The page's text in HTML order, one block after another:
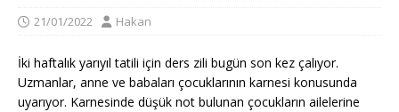
21/01/2022 Hakan
İki haftalık yarıyıl tatili için ders zili bugün son kez çalıyor.
Uzmanlar, anne ve babaları çocuklarının karnesi konusunda
uyarıyor. Karnesinde düşük not bulunan çocukların ailelerine